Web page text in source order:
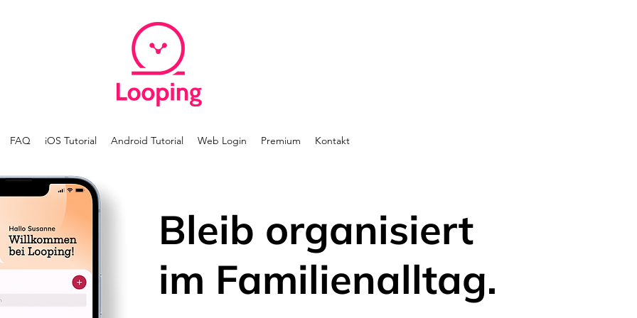
FAQ iOS Tutorial Android Tutorial Web Login Premium Kontakt
Bleib organisiert
im Familienalltag.